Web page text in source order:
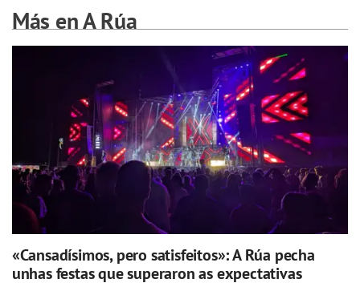
Más en A Rúa
«Cansadísimos, pero satisfeitos»: A Rúa pecha
unhas festas que superaron as expectativas